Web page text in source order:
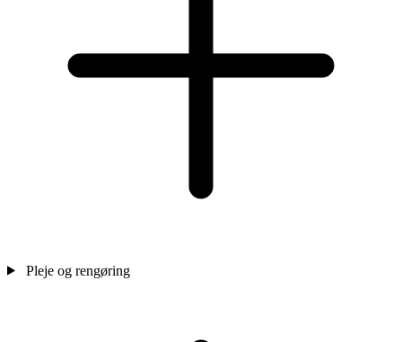
Pleje og rengøring